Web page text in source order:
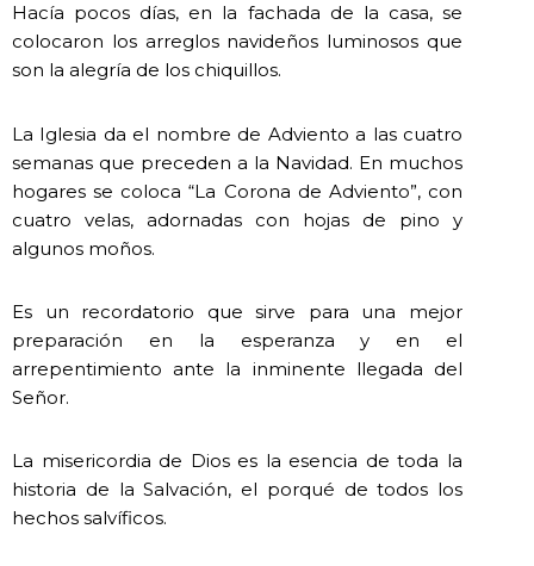
Hacía pocos días, en la fachada de la casa, se
colocaron los arreglos navideños luminosos que
son la alegría de los chiquillos.
La Iglesia da el nombre de Adviento a las cuatro
semanas que preceden a la Navidad. En muchos
hogares se coloca “La Corona de Adviento”, con
cuatro velas, adornadas con hojas de pino y
algunos moños.
Es un recordatorio que sirve para una mejor
preparación en la esperanza y en el
arrepentimiento ante la inminente llegada del
Señor.
La misericordia de Dios es la esencia de toda la
historia de la Salvación, el porqué de todos los
hechos salvíficos.